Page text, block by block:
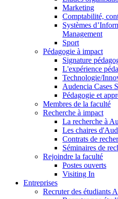
Marketing
Comptabilité,
Systèmes
Management
Sport
Pédagogie à impact
Signature
L'expérience
Technologie/
Audencia Cases
Pédagogie et
Membres de la faculté
Recherche à impact
La recherche à
Les chaires
Contrats de
Séminaires de
Rejoindre la faculté
Postes ouverts
Visiting In
Entreprises
Recruter des étudiants